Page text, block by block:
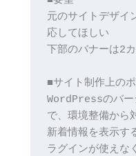
元のサイトデザイ
応してほしい
下部のバナーは2
■サイト制作上の
WordPressのバー
で、環境整備から
新着情報を表示す
ラグインが使えな